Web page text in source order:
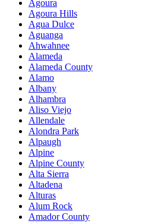
Agoura
Agoura Hills
Agua Dulce
Aguanga
Ahwahnee
Alameda
Alameda County
Alamo
Albany
Alhambra
Aliso Viejo
Allendale
Alondra Park
Alpaugh
Alpine
Alpine County
Alta Sierra
Altadena
Alturas
Alum Rock
Amador County